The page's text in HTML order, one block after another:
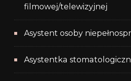
filmowej/telewizyjnej
Asystent osoby
Asystentka